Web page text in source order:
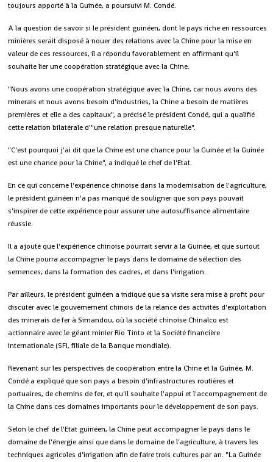
toujours apporté à la Guinée, a poursuivi M. Condé.
A la question de savoir si le président guinéen, dont le pays riche en ressources
minières serait disposé à nouer des relations avec la Chine pour la mise en
valeur de ces ressources, il a répondu favorablement en affirmant qu'il
souhaite lier une coopération stratégique avec la Chine.
"Nous avons une coopération stratégique avec la Chine, car nous avons des
minerais et nous avons besoin d'industries, la Chine a besoin de matières
premières et elle a des capitaux", a précisé le président Condé, qui a qualifié
cette relation bilatérale d'"une relation presque naturelle".
"C'est pourquoi j'ai dit que la Chine est une chance pour la Guinée et la Guinée
est une chance pour la Chine", a indiqué le chef de l'Etat.
En ce qui concerne l'expérience chinoise dans la modernisation de l'agriculture,
le président guinéen n'a pas manqué de souligner que son pays pouvait
s'inspirer de cette expérience pour assurer une autosuffisance alimentaire
réussie.
Il a ajouté que l'expérience chinoise pourrait servir à la Guinée, et que surtout
la Chine pourra accompagner le pays dans le domaine de sélection des
semences, dans la formation des cadres, et dans l'irrigation.
Par ailleurs, le président guinéen a indiqué que sa visite sera mise à profit pour
discuter avec le gouvernement chinois de la relance des activités d'exploitation
des minerais de fer à Simandou, où la société chinoise Chinalco est
actionnaire avec le géant minier Rio Tinto et la Société financière
internationale (SFI, filiale de la Banque mondiale).
Revenant sur les perspectives de coopération entre la Chine et la Guinée, M.
Condé a expliqué que son pays a besoin d'infrastructures routières et
portuaires, de chemins de fer, et qu'il souhaite l'appui et l'accompagnement de
la Chine dans ces domaines importants pour le développement de son pays.
Selon le chef de l'Etat guinéen, la Chine peut accompagner le pays dans le
domaine de l'énergie ainsi que dans le domaine de l'agriculture, à travers les
techniques agricoles d'irrigation afin de faire trois cultures par an. "La Guinée